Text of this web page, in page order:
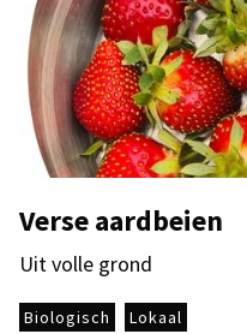
Verse aardbeien
Uit volle grond
Biologisch Lokaal